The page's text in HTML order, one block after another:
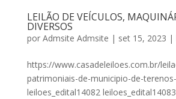
LEILÃO DE VEÍCULOS,
DIVERSOS
por Admsite Admsite | set 15, 2023 |
https://www.casadeleiloes.com.br/
patrimoniais-de-municipio-de-
leiloes_edital14082 leiloes_edital14083